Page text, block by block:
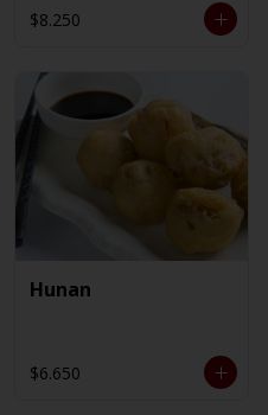
$8.250
Hunan
$6.650